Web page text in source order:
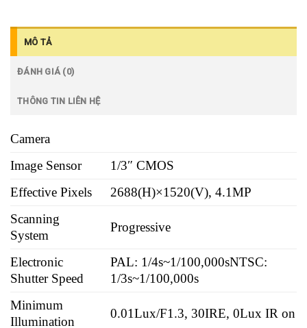
MÔ TẢ
ĐÁNH GIÁ (0)
THÔNG TIN LIÊN HỆ
Camera
Image Sensor
1/3″ CMOS
Effective Pixels
2688(H)×1520(V), 4.1MP
Scanning
System
Progressive
Electronic
Shutter Speed
PAL: 1/4s~1/100,000sNTSC:
1/3s~1/100,000s
Minimum
Illumination
0.01Lux/F1.3, 30IRE, 0Lux IR on